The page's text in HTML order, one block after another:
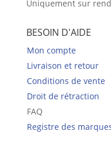
Uniquement sur
BESOIN D'AIDE
Mon compte
Livraison et retour
Conditions de vente
Droit de rétraction
FAQ
Registre des